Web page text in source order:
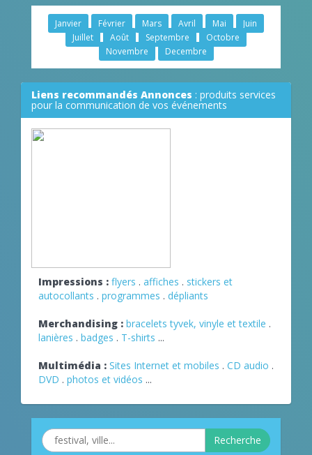
Janvier Février Mars Avril Mai
Juin
Juillet
Août Septembre
Octobre
Novembre
Decembre
Liens recommandés Annonces : produits services
pour la communication de vos événements
Impressions : flyers . affiches . stickers et
autocollants . programmes . dépliants
Merchandising : bracelets tyvek, vinyle et textile .
lanières . badges . T-shirts ...
Multimédia : Sites Internet et mobiles . CD audio .
DVD . photos et vidéos ...
Recherche